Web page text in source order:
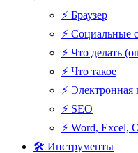
⚡ Браузер
⚡ Социальные
⚡ Что делать
⚡ Что такое
⚡ Электронная
⚡ SEO
⚡ Word, Excel,
🛠 Инструменты